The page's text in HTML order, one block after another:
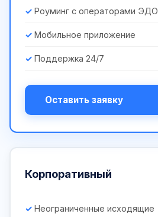
Роуминг с операторами ЭДО
Мобильное приложение
Поддержка 24/7
Оставить заявку
Корпоративный
Неограниченные исходящие